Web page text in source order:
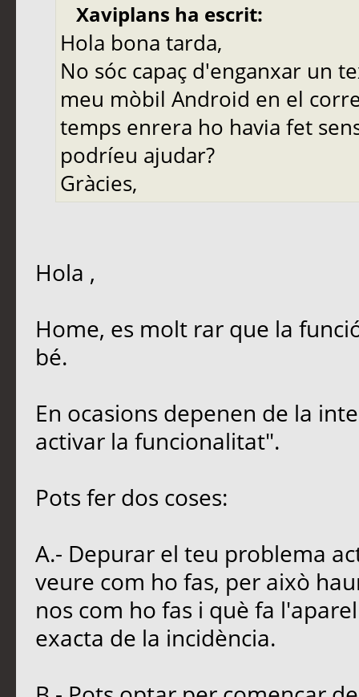
Xaviplans ha escrit:
Hola bona tarda,
No sóc capaç d'enganxar un
meu mòbil Android en el
temps enrera ho havia fet
podríeu ajudar?
Gràcies,
Hola ,
Home, es molt rar que la
bé.
En ocasions depenen de la
activar la funcionalitat".
Pots fer dos coses:
A.- Depurar el teu problema
veure com ho fas, per això
nos com ho fas i què fa
exacta de la incidència.